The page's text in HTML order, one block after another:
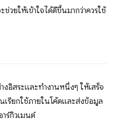
วยให้เข้าใจได้ดีขึ้นมากว่าควรใช้
อิสระและทำงานหนึ่งๆ ให้เสร็จ
ยกใช้ภายในโค้ดและส่งข้อมูล
าร์กิวเมนต์